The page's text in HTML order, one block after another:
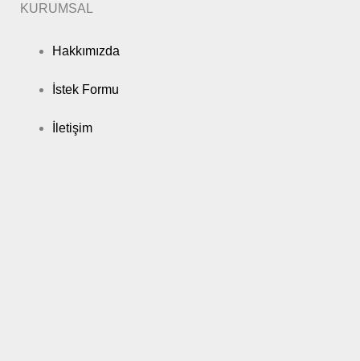
KURUMSAL
Hakkımızda
İstek Formu
İletişim